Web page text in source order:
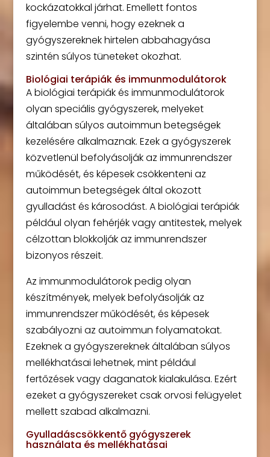
kockázatokkal járhat. Emellett fontos
figyelembe venni, hogy ezeknek a
gyógyszereknek hirtelen abbahagyása
szintén súlyos tüneteket okozhat.
Biológiai terápiák és immunmodulátorok
A biológiai terápiák és immunmodulátorok
olyan speciális gyógyszerek, melyeket
általában súlyos autoimmun betegségek
kezelésére alkalmaznak. Ezek a gyógyszerek
közvetlenül befolyásolják az immunrendszer
működését, és képesek csökkenteni az
autoimmun betegségek által okozott
gyulladást és károsodást. A biológiai terápiák
például olyan fehérjék vagy antitestek, melyek
célzottan blokkolják az immunrendszer
bizonyos részeit.
Az immunmodulátorok pedig olyan
készítmények, melyek befolyásolják az
immunrendszer működését, és képesek
szabályozni az autoimmun folyamatokat.
Ezeknek a gyógyszereknek általában súlyos
mellékhatásai lehetnek, mint például
fertőzések vagy daganatok kialakulása. Ezért
ezeket a gyógyszereket csak orvosi felügyelet
mellett szabad alkalmazni.
Gyulladáscsökkentő gyógyszerek
használata és mellékhatásai